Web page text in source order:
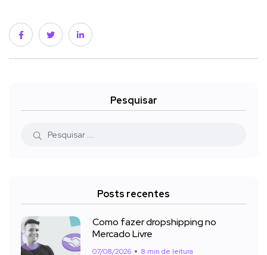
Pesquisar
Posts recentes
Como fazer dropshipping no
Mercado Livre
07/08/2026 8 min de leitura